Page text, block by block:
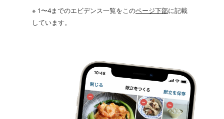
1〜4までのエビデンス一覧をこのページ下部に記載
しています。